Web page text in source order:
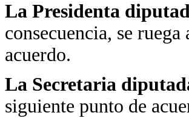
La Presidenta
consecuencia, se
acuerdo.
La Secretaria
siguiente punto de